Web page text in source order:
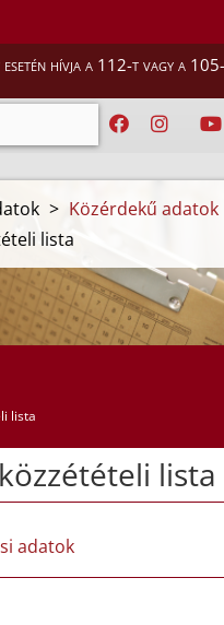
esetén hívja a 112-t vagy a
> Közérdekű adatok
lista
lista
lista
adatok